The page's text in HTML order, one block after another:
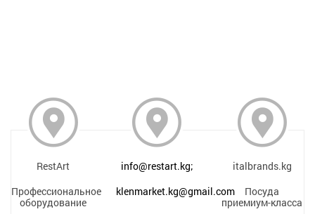
RestArt
Профессиональное
оборудование
info@restart.kg;
klenmarket.kg@gmail.com
italbrands.kg
Посуда
приемиум-класса